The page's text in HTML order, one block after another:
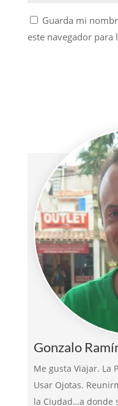
Guarda mi
este navegador
Gonzalo
Me gusta Viajar. La
Usar Ojotas.
la Ciudad…a donde